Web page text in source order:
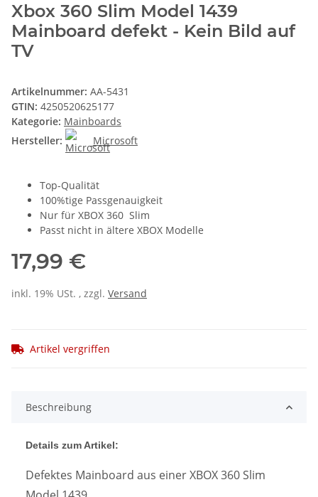
Xbox 360 Slim Model 1439
Mainboard defekt - Kein Bild auf
TV
Artikelnummer: AA-5431
GTIN: 4250520625177
Kategorie: Mainboards
Hersteller:
Microsoft
Top-Qualität
100%tige Passgenauigkeit
Nur für XBOX 360 Slim
Passt nicht in ältere XBOX Modelle
17,99 €
inkl. 19% USt. , zzgl. Versand
Artikel vergriffen
Beschreibung
Details zum Artikel:
Defektes Mainboard aus einer XBOX 360 Slim